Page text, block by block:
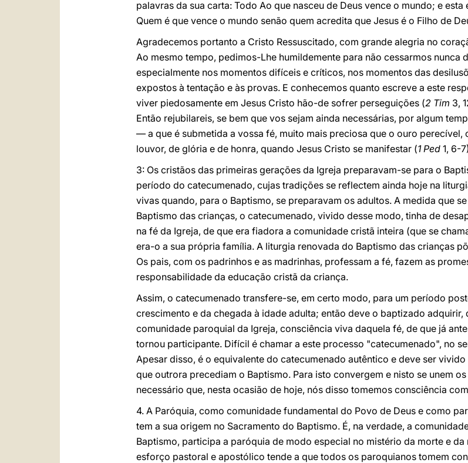
palavras da sua carta: Todo Ao que nasceu de Deus vence o mundo; e
Quem é que vence o mundo senão quem acredita que Jesus é o Filho de
Agradecemos portanto a Cristo Ressuscitado, com grande alegria no
Ao mesmo tempo, pedimos-Lhe humildemente para não cessarmos nunca
especialmente nos momentos difíceis e críticos, nos momentos das
expostos à tentação e às provas. E conhecemos quanto escreve a este
viver piedosamente em Jesus Cristo hão-de sofrer perseguições (2 Tim 3,
Então rejubilareis, se bem que vos sejam ainda necessárias, por algum
— a que é submetida a vossa fé, muito mais preciosa que o ouro
louvor, de glória e de honra, quando Jesus Cristo se manifestar (1 Ped 1, 6-
3: Os cristãos das primeiras gerações da Igreja preparavam-se para o
período do catecumenado, cujas tradições se reflectem ainda hoje na
vivas quando, para o Baptismo, se preparavam os adultos. A medida que
Baptismo das crianças, o catecumenado, vivido desse modo, tinha de
na fé da Igreja, de que era fiadora a comunidade cristã inteira (que se
era-o a sua própria família. A liturgia renovada do Baptismo das crianças
Os pais, com os padrinhos e as madrinhas, professam a fé, fazem as
responsabilidade da educação cristã da criança.
Assim, o catecumenado transfere-se, em certo modo, para um período
crescimento e da chegada à idade adulta; então deve o baptizado adquirir,
comunidade paroquial da Igreja, consciência viva daquela fé, de que já
tornou participante. Difícil é chamar a este processo "catecumenado", no
Apesar disso, é o equivalente do catecumenado autêntico e deve ser
que outrora precediam o Baptismo. Para isto convergem e nisto se unem
necessário que, nesta ocasião de hoje, nós disso tomemos consciência
4. A Paróquia, como comunidade fundamental do Povo de Deus e como
tem a sua origem no Sacramento do Baptismo. É, na verdade, a
Baptismo, participa a paróquia de modo especial no mistério da morte e
esforço pastoral e apostólico tende a que todos os paroquianos tomem